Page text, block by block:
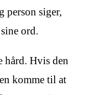
person siger,
ord.
Hvis den
komme til at